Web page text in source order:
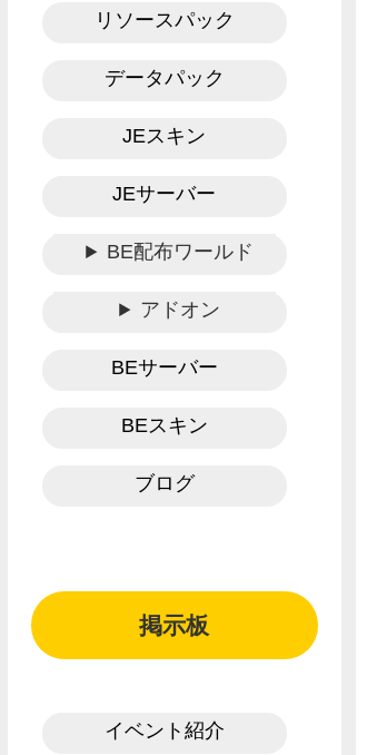
リソースパック
データパック
JEスキン
JEサーバー
BE配布ワールド
アドオン
BEサーバー
BEスキン
ブログ
掲示板
イベント紹介